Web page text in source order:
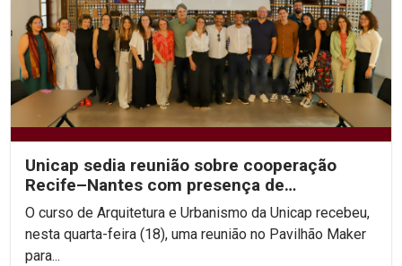
Unicap sedia reunião sobre cooperação
Recife–Nantes com presença de
secretários do Recife
O curso de Arquitetura e Urbanismo da Unicap recebeu,
nesta quarta-feira (18), uma reunião no Pavilhão Maker
para...